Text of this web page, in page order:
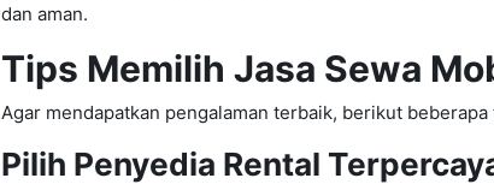
dan aman.
Tips Memilih Jasa Sewa
Agar mendapatkan pengalaman terbaik, berikut
Pilih Penyedia Rental